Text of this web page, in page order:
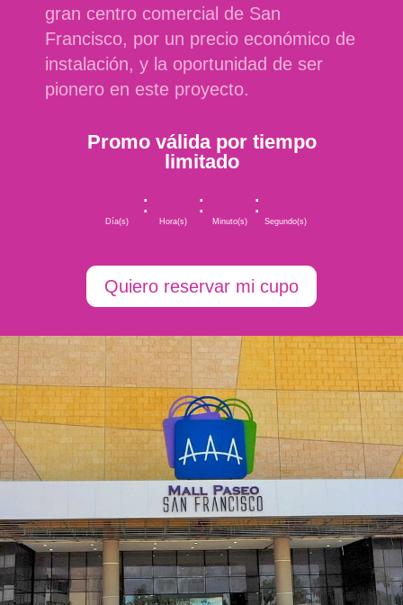
gran centro comercial de San
Francisco, por un precio económico de
instalación, y la oportunidad de ser
pionero en este proyecto.
Promo válida por tiempo
limitado
Día(s)
:
Hora(s)
:
Minuto(s)
:
Segundo(s)
Quiero reservar mi cupo